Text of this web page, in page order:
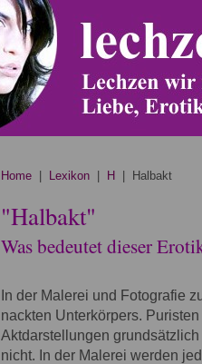
Home Lexikon H | Halbakt
"Halbakt"
Was bedeutet dieser
In der Malerei und Fotografie
nackten Unterkörpers.
Aktdarstellungen
nicht. In der Malerei werden